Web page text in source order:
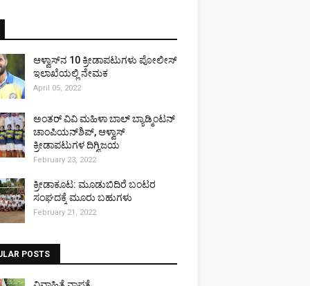
ಆಳ್ವಾಸ್‌ನ 10 ಕ್ರೀಡಾಪಟುಗಳು ಪೋಲೀಸ್
ಇಲಾಖೆಯಲ್ಲಿ ನೇಮಕ
April 05, 2022
ಅಂತರ್ ವಿವಿ ಮಹಿಳಾ ಬಾಲ್ ಬ್ಯಾಡ್ಮಿಂಟನ್
ಚಾಂಪಿಯನ್‌ಶಿಪ್, ಆಳ್ವಾಸ್
ಕ್ರೀಡಾಪಟುಗಳ ದಿಗ್ವಿಜಯ
February 23, 2022
ಕ್ರೀಡಾಕೂಟ: ಮೂಡುಬಿದಿರೆ ಬಂಟರ
ಸಂಘದಕ್ಕೆ ಮೂರು ಬಹುಗಳು
February 21, 2022
POSTS